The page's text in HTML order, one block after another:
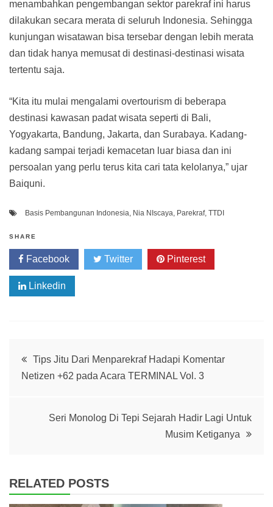
menambahkan pengembangan sektor parekraf ini harus
dilakukan secara merata di seluruh Indonesia. Sehingga
kunjungan wisatawan bisa tersebar dengan lebih merata
dan tidak hanya memusat di destinasi-destinasi wisata
tertentu saja.
“Kita itu mulai mengalami overtourism di beberapa
destinasi kawasan padat wisata seperti di Bali,
Yogyakarta, Bandung, Jakarta, dan Surabaya. Kadang-
kadang sampai terjadi kemacetan luar biasa dan ini
persoalan yang perlu terus kita cari tata kelolanya,” ujar
Baiquni.
Basis Pembangunan Indonesia Nia NIscaya Parekraf, TTDI
SHARE
Facebook Twitter Pinterest
Linkedin
Post
navigation
Tips Jitu Dari Menparekraf Hadapi Komentar
Netizen +62 pada Acara TERMINAL Vol. 3
Seri Monolog Di Tepi Sejarah Hadir Lagi Untuk
Musim Ketiganya
RELATED POSTS